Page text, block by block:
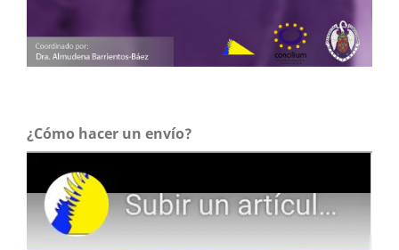
¿Cómo hacer un envío?